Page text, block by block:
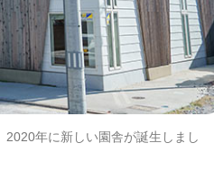
年に新しい園舎が誕生しまし